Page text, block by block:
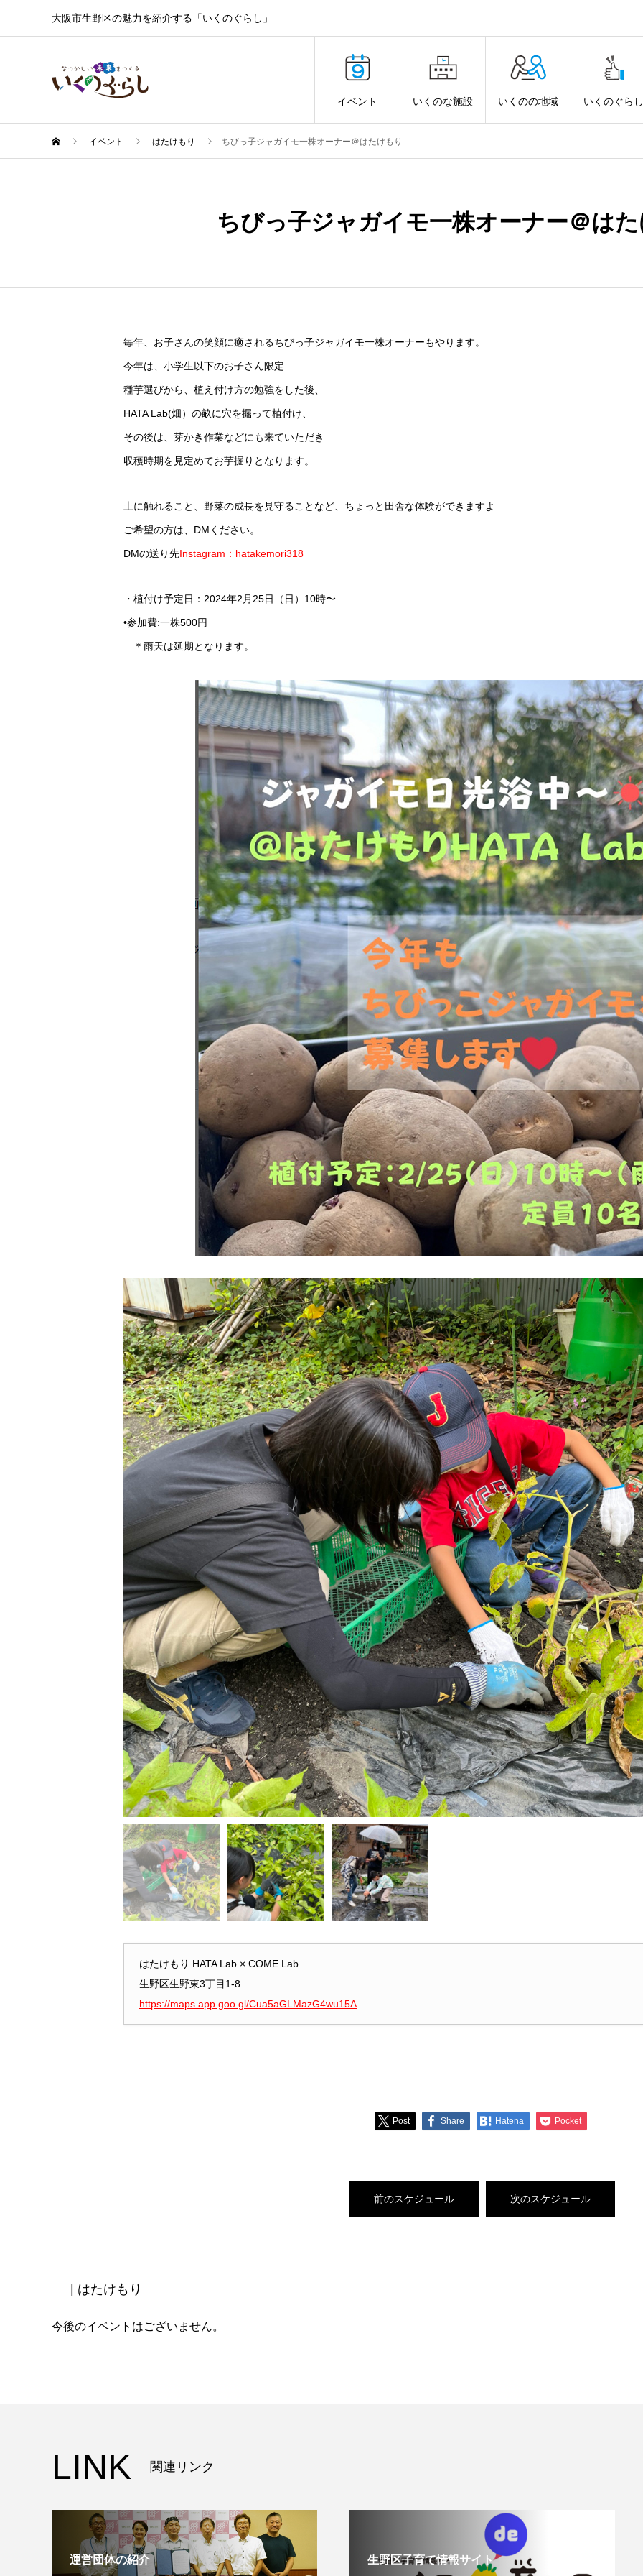
大阪市生野区の魅力を紹介する「いくのぐらし」
イベント いくのな施設 いくのの地域 いくのぐらし
イベント はたけもり ちびっ子ジャガイモ一株オーナー＠はたけもり
ちびっ子ジャガイモ一株オーナー＠は
毎年、お子さんの笑顔に癒されるちびっ子ジャガイモ一株オーナーもやります。
今年は、小学生以下のお子さん限定
種芋選びから、植え付け方の勉強をした後、
HATA Lab(畑）の畝に穴を掘って植付け、
その後は、芽かき作業などにも来ていただき
収穫時期を見定めてお芋掘りとなります。
土に触れること、野菜の成長を見守ることなど、ちょっと田舎な体験ができますよ
ご希望の方は、DMください。
DMの送り先Instagram：hatakemori318
・植付け予定日：2024年2月25日（日）10時〜
•参加費:一株500円
＊雨天は延期となります。
はたけもり HATA Lab × COME Lab
生野区生野東3丁目1-8
https://maps.app.goo.gl/Cua5aGLMazG4wu15A
Post Share Hatena Pocket
前のスケジュール 次のスケジュール
| はたけもり
今後のイベントはございません。
LINK 関連リンク
運営団体の紹介 生野区子育て情報サイト